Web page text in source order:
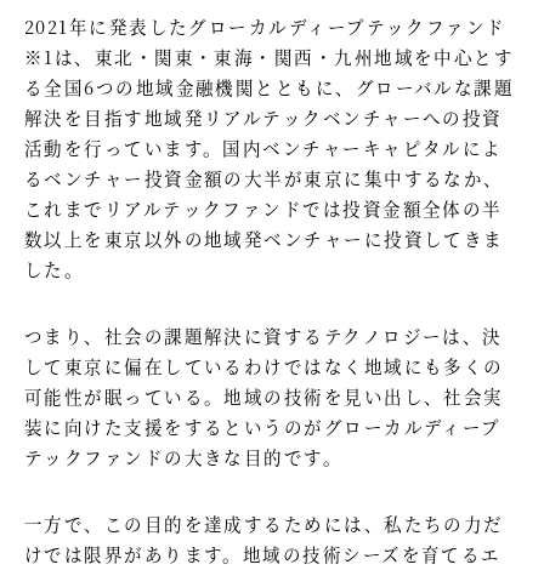
2021年に発表したグローカルディープテックファンド
※1は、東北・関東・東海・関西・九州地域を中心とす
る全国6つの地域金融機関とともに、グローバルな課題
解決を目指す地域発リアルテックベンチャーへの投資
活動を行っています。国内ベンチャーキャピタルによ
るベンチャー投資金額の大半が東京に集中するなか、
これまでリアルテックファンドでは投資金額全体の半
数以上を東京以外の地域発ベンチャーに投資してきま
した。
つまり、社会の課題解決に資するテクノロジーは、決
して東京に偏在しているわけではなく地域にも多くの
可能性が眠っている。地域の技術を見い出し、社会実
装に向けた支援をするというのがグローカルディープ
テックファンドの大きな目的です。
一方で、この目的を達成するためには、私たちの力だ
けでは限界があります。地域の技術シーズを育てるエ